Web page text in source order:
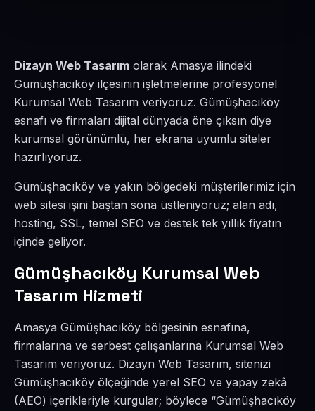
Dizayn Web Tasarım olarak Amasya ilindeki
Gümüşhacıköy ilçesinin işletmelerine profesyonel
Kurumsal Web Tasarım veriyoruz. Gümüşhacıköy
esnafı ve firmaları dijital dünyada öne çıksın diye
kurumsal görünümlü, her ekrana uyumlu siteler
hazırlıyoruz.
Gümüşhacıköy ve yakın bölgedeki müşterilerimiz için
web sitesi işini baştan sona üstleniyoruz; alan adı,
hosting, SSL, temel SEO ve destek tek yıllık fiyatın
içinde geliyor.
Gümüşhacıköy Kurumsal Web
Tasarım Hizmeti
Amasya Gümüşhacıköy bölgesinin esnafına,
firmalarına ve serbest çalışanlarına Kurumsal Web
Tasarım veriyoruz. Dizayn Web Tasarım, sitenizi
Gümüşhacıköy ölçeğinde yerel SEO ve yapay zekâ
(AEO) içerikleriyle kurgular; böylece “Gümüşhacıköy